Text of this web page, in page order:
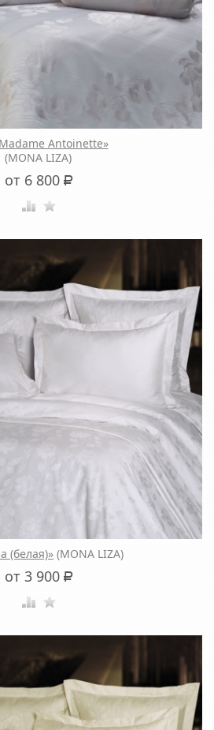
Antoinette»
(MONA LIZA)
от 6 800 Р
(белая)» (MONA LIZA)
от 3 900 Р